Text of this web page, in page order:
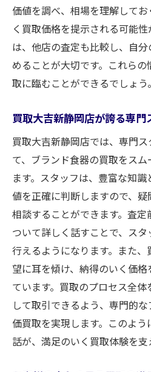
価値を調べ、相場を理解して
く買取価格を提示される可能
は、他店の査定も比較し、自
めることが大切です。これら
取に臨むことができるでしょう。
買取大吉新静岡店が誇る専門
買取大吉新静岡店では、専門
て、ブランド食器の買取をス
ます。スタッフは、豊富な知
値を正確に判断しますので、
相談することができます。査
ついて詳しく話すことで、ス
行えるようになります。また
望に耳を傾け、納得のいく価
ています。買取のプロセス全
して取引できるよう、専門的
価買取を実現します。このよ
話が、満足のいく買取体験を支